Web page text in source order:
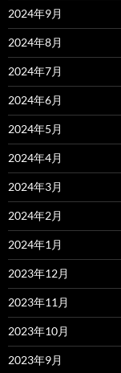
2024年9月
2024年8月
2024年7月
2024年6月
2024年5月
2024年4月
2024年3月
2024年2月
2024年1月
2023年12月
2023年11月
2023年10月
2023年9月